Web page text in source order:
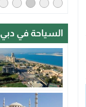
السياحة في دبي